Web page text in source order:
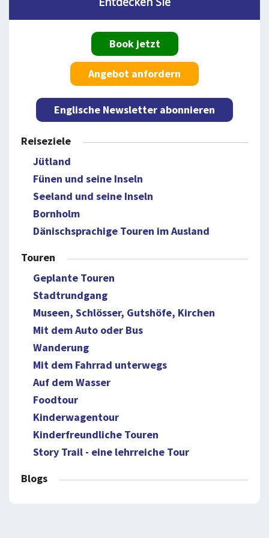
Book jetzt
Angebot anfordern
Englische Newsletter abonnieren
Reiseziele
Jütland
Fünen und seine Inseln
Seeland und seine Inseln
Bornholm
Dänischsprachige Touren im Ausland
Touren
Geplante Touren
Stadtrundgang
Museen, Schlösser, Gutshöfe, Kirchen
Mit dem Auto oder Bus
Wanderung
Mit dem Fahrrad unterwegs
Auf dem Wasser
Foodtour
Kinderwagentour
Kinderfreundliche Touren
Story Trail - eine lehrreiche Tour
Blogs